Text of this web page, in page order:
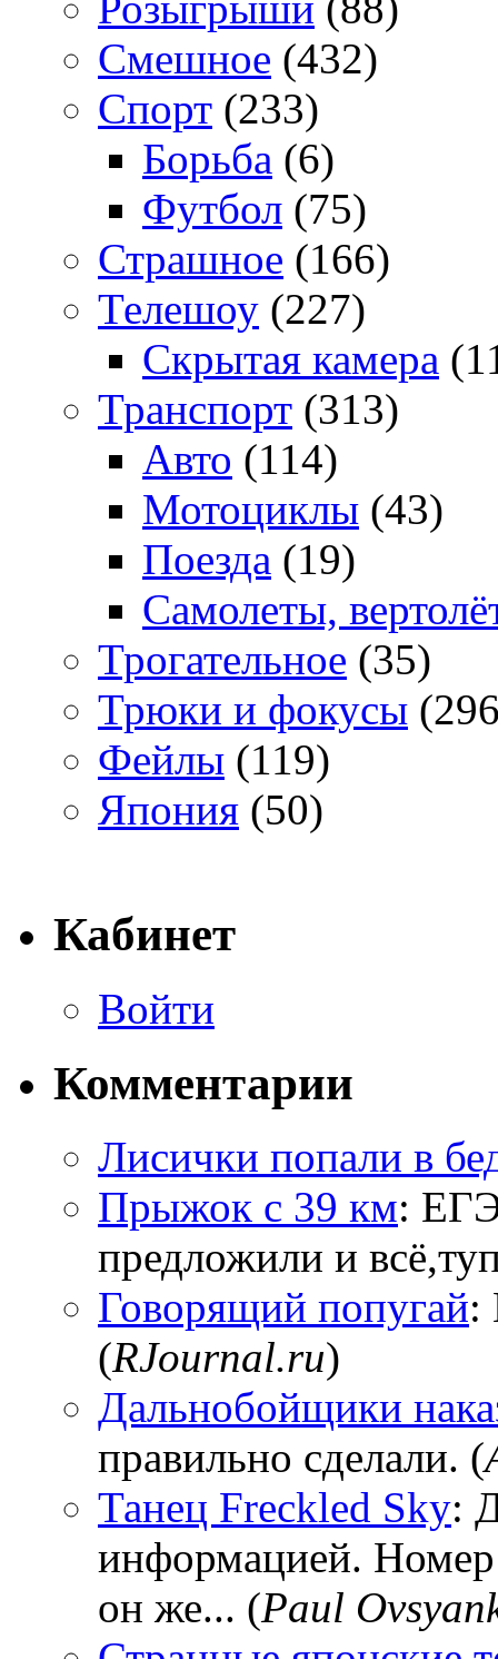
Смешное (432)
Спорт (233)
Борьба (6)
Футбол (75)
Страшное (166)
Телешоу (227)
Скрытая камера
Транспорт (313)
Авто (114)
Мотоциклы (43)
Поезда (19)
Самолеты,
Трогательное (35)
Трюки и фокусы
Фейлы (119)
Япония (50)
Кабинет
Войти
Комментарии
Лисички попали в
Прыжок с 39 км:
предложили и
Говорящий попугай:
(RJournal.ru)
Дальнобойщики
правильно сделали. (
Танец Freckled Sky:
информацией.
он же... (Paul